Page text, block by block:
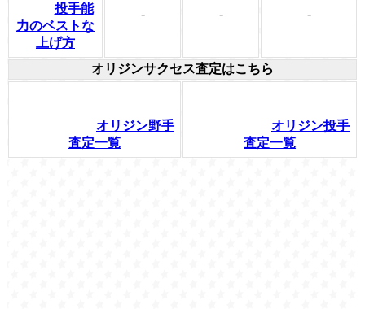
投手能
力のベストな
上げ方
- - -
オリジンサクセス査定はこちら
オリジン野手
査定一覧
オリジン投手
査定一覧